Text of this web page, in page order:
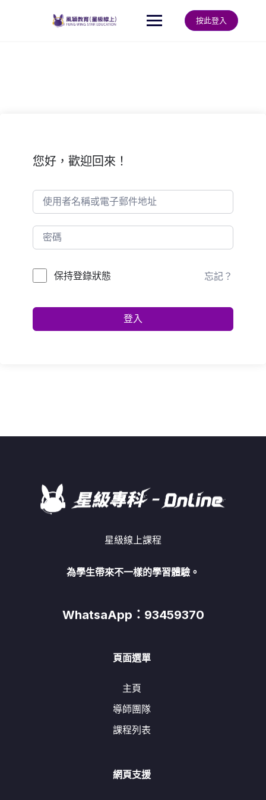
按此登入
您好，歡迎回來！
保持登錄狀態 忘記？
登入
星級線上課程
為學生帶來不一樣的學習體驗。
WhatsaApp：93459370
頁面選單
主頁
導師團隊
課程列表
網頁支援